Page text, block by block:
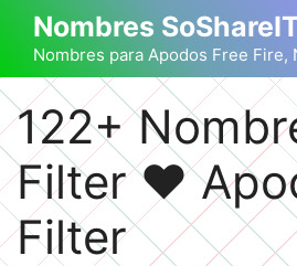
Saltar
contenido
Nombres
Nombres para Apodos Free Fire,
122+
Filter ❤️
Filter